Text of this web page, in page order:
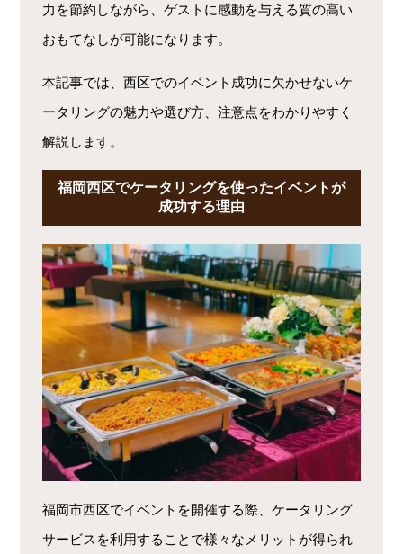
力を節約しながら、ゲストに感動を与える質の高い
おもてなしが可能になります。
本記事では、西区でのイベント成功に欠かせないケ
ータリングの魅力や選び方、注意点をわかりやすく
解説します。
福岡西区でケータリングを使ったイベントが
成功する理由
福岡市西区でイベントを開催する際、ケータリング
サービスを利用することで様々なメリットが得られ